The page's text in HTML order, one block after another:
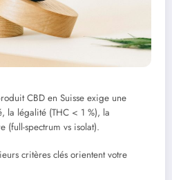
CBD en Suisse exige une
la légalité (THC < 1 %), la
(full-spectrum vs isolat).
critères clés orientent votre